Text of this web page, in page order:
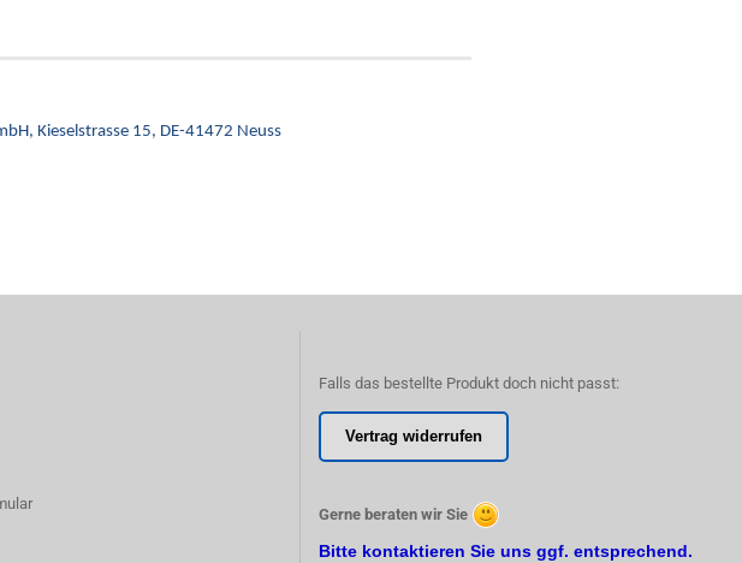
Kieselstrasse 15, DE-41472 Neuss
Falls das bestellte Produkt doch nicht passt:
Vertrag widerrufen
Gerne beraten wir Sie
Bitte kontaktieren Sie uns ggf. entsprechend.